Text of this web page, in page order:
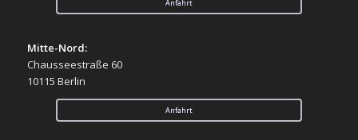
Anfahrt
Mitte-Nord:
Chausseestraße 60
10115 Berlin
Anfahrt